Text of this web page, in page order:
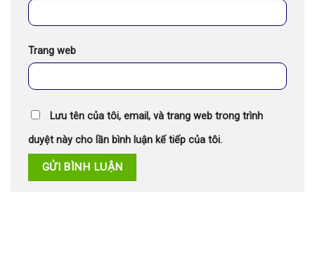
Trang web
Lưu tên của tôi, email, và trang web trong trình
duyệt này cho lần bình luận kế tiếp của tôi.